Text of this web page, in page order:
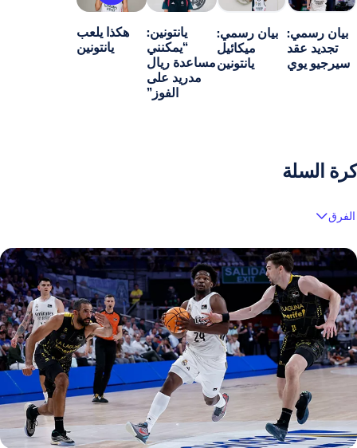
بيان رسمي:
تجديد عقد
سيرجيو يوي
بيان رسمي:
ميكائيل
يانتونين
يانتونين:
“يمكنني
مساعدة ريال
مدريد على
الفوز”
هكذا يلعب
يانتونين
كرة السلة